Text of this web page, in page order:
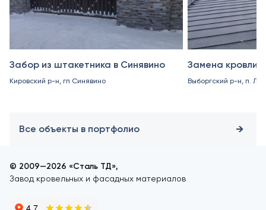
Забор из штакетника в Синявино
Кировский р-н, гп Синявино
Замена кровли
Выборгский р-н, п.
Все объекты в портфолио
© 2009—2026 «Сталь ТД»,
Завод кровельных и фасадных материалов